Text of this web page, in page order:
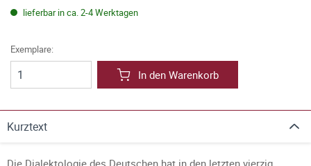
lieferbar in ca. 2-4 Werktagen
Exemplare:
In den Warenkorb
Kurztext
Die Dialektologie des Deutschen hat in den letzten vierzig